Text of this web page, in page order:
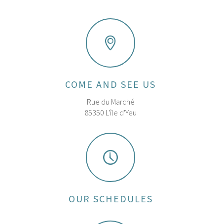
COME AND SEE US
Rue du Marché
85350 L'île d'Yeu
OUR SCHEDULES